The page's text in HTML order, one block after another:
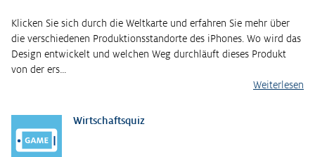
Klicken Sie sich durch die Weltkarte und erfahren Sie mehr über
die verschiedenen Produktionsstandorte des iPhones. Wo wird das
Design entwickelt und welchen Weg durchläuft dieses Produkt
von der ers…
Weiterlesen
Wirtschaftsquiz